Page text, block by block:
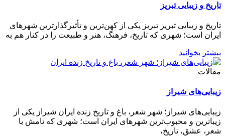
تاریخ و زیبایی تبریز
تاریخ و زیبایی تبریز تبریز یکی از کهن‌ترین و تأثیرگذارترین شهرهای
ایران است؛ شهری که تاریخ، فرهنگ، هنر و طبیعت را در کنار هم به
بیشتر بخوانید
مقالات
زیبایی‌های شیراز
زیبایی‌های شیراز؛ شهر شعر، باغ و تاریخ زنده ایران شیراز یکی از
زیباترین و محبوب‌ترین شهرهای ایران است؛ شهری که نامش با
شعر، عشق، تاریخ،